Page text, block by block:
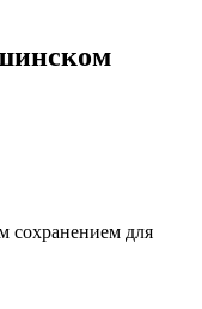
сохранением для